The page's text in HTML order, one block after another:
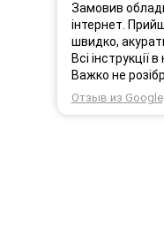
Замовив
інтернет.
швидко,
Всі інструкції
Важко не
Інтернет
Отзыв из Google